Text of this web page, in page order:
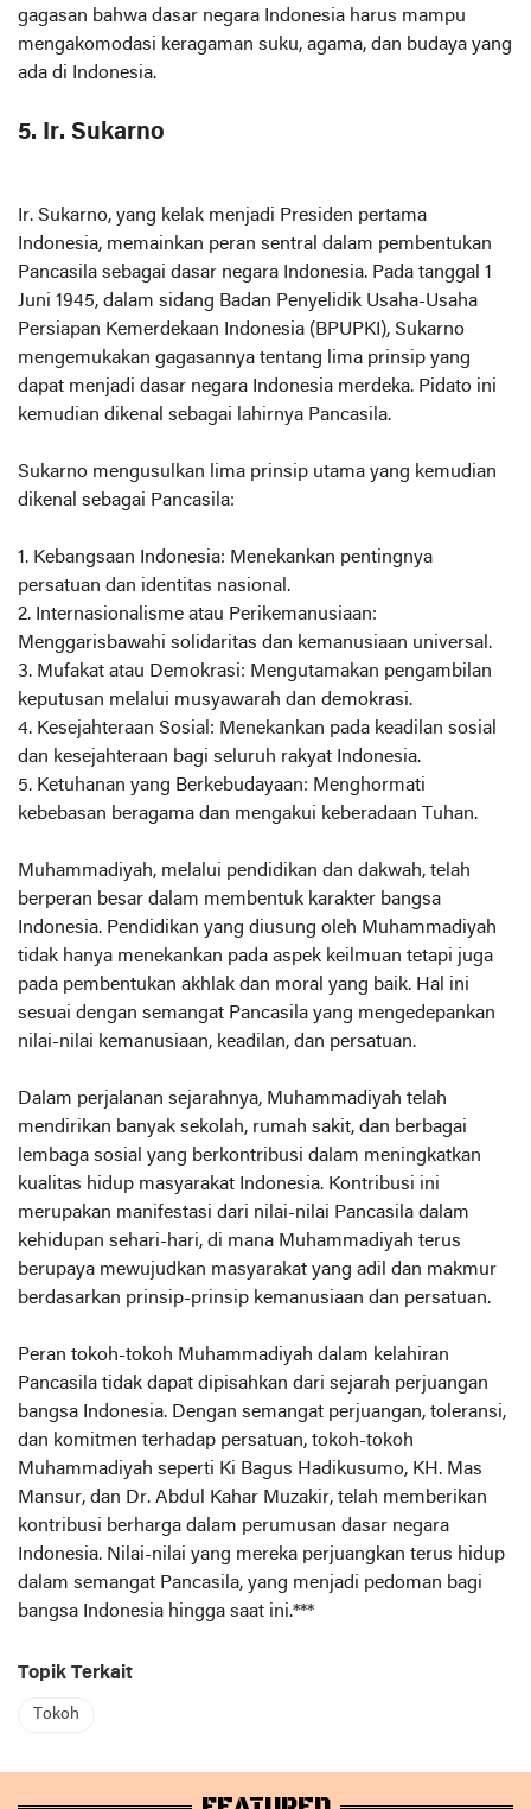
gagasan bahwa dasar negara Indonesia harus mampu
mengakomodasi keragaman suku, agama, dan budaya yang
ada di Indonesia.
5. Ir. Sukarno
Ir. Sukarno, yang kelak menjadi Presiden pertama
Indonesia, memainkan peran sentral dalam pembentukan
Pancasila sebagai dasar negara Indonesia. Pada tanggal 1
Juni 1945, dalam sidang Badan Penyelidik Usaha-Usaha
Persiapan Kemerdekaan Indonesia (BPUPKI), Sukarno
mengemukakan gagasannya tentang lima prinsip yang
dapat menjadi dasar negara Indonesia merdeka. Pidato ini
kemudian dikenal sebagai lahirnya Pancasila.
Sukarno mengusulkan lima prinsip utama yang kemudian
dikenal sebagai Pancasila:
1. Kebangsaan Indonesia: Menekankan pentingnya
persatuan dan identitas nasional.
2. Internasionalisme atau Perikemanusiaan:
Menggarisbawahi solidaritas dan kemanusiaan universal.
3. Mufakat atau Demokrasi: Mengutamakan pengambilan
keputusan melalui musyawarah dan demokrasi.
4. Kesejahteraan Sosial: Menekankan pada keadilan sosial
dan kesejahteraan bagi seluruh rakyat Indonesia.
5. Ketuhanan yang Berkebudayaan: Menghormati
kebebasan beragama dan mengakui keberadaan Tuhan.
Muhammadiyah, melalui pendidikan dan dakwah, telah
berperan besar dalam membentuk karakter bangsa
Indonesia. Pendidikan yang diusung oleh Muhammadiyah
tidak hanya menekankan pada aspek keilmuan tetapi juga
pada pembentukan akhlak dan moral yang baik. Hal ini
sesuai dengan semangat Pancasila yang mengedepankan
nilai-nilai kemanusiaan, keadilan, dan persatuan.
Dalam perjalanan sejarahnya, Muhammadiyah telah
mendirikan banyak sekolah, rumah sakit, dan berbagai
lembaga sosial yang berkontribusi dalam meningkatkan
kualitas hidup masyarakat Indonesia. Kontribusi ini
merupakan manifestasi dari nilai-nilai Pancasila dalam
kehidupan sehari-hari, di mana Muhammadiyah terus
berupaya mewujudkan masyarakat yang adil dan makmur
berdasarkan prinsip-prinsip kemanusiaan dan persatuan.
Peran tokoh-tokoh Muhammadiyah dalam kelahiran
Pancasila tidak dapat dipisahkan dari sejarah perjuangan
bangsa Indonesia. Dengan semangat perjuangan, toleransi,
dan komitmen terhadap persatuan, tokoh-tokoh
Muhammadiyah seperti Ki Bagus Hadikusumo, KH. Mas
Mansur, dan Dr. Abdul Kahar Muzakir, telah memberikan
kontribusi berharga dalam perumusan dasar negara
Indonesia. Nilai-nilai yang mereka perjuangkan terus hidup
dalam semangat Pancasila, yang menjadi pedoman bagi
bangsa Indonesia hingga saat ini.***
Topik Terkait
Tokoh